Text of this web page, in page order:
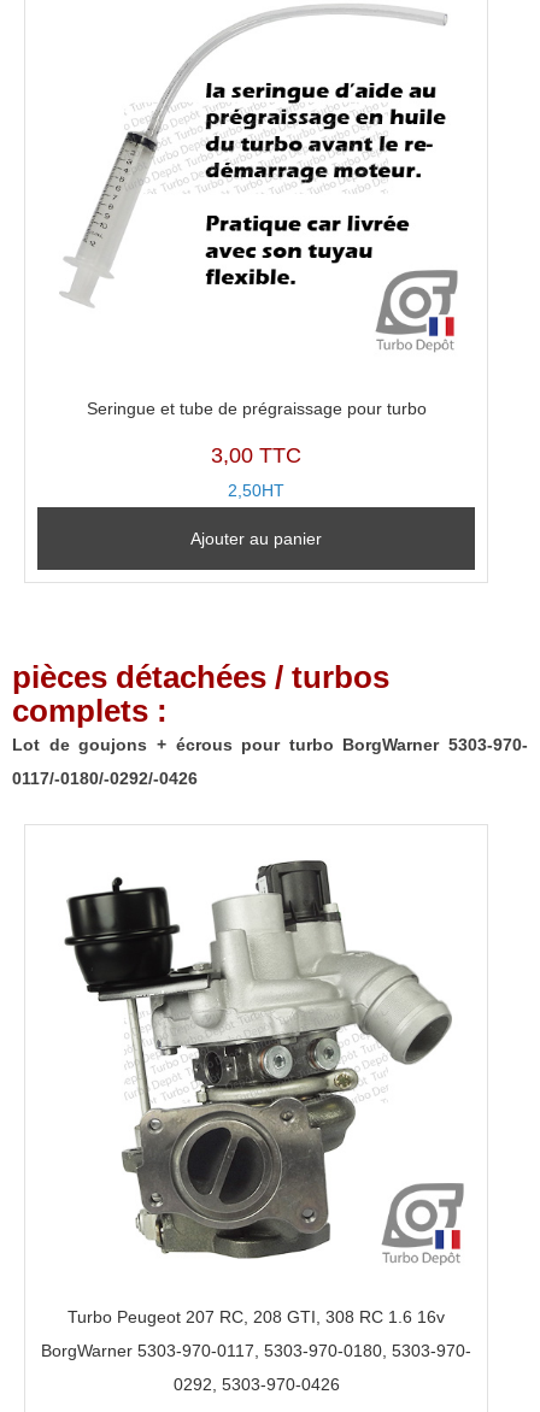
Seringue et tube de prégraissage pour turbo
3,00 TTC
2,50HT
Ajouter au panier
pièces détachées / turbos
complets :
Lot de goujons + écrous pour turbo BorgWarner 5303-970-
0117/-0180/-0292/-0426
Turbo Peugeot 207 RC, 208 GTI, 308 RC 1.6 16v
BorgWarner 5303-970-0117, 5303-970-0180, 5303-970-
0292, 5303-970-0426